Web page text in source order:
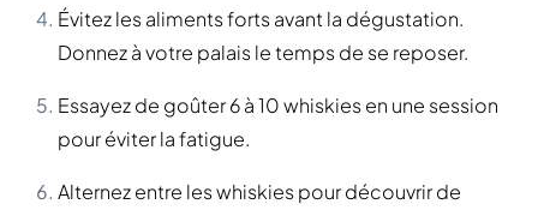
Évitez les aliments forts avant la dégustation.
Donnez à votre palais le temps de se reposer.
Essayez de goûter 6 à 10 whiskies en une session
pour éviter la fatigue.
Alternez entre les whiskies pour découvrir de